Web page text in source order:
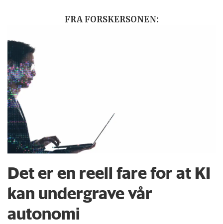
FRA FORSKERSONEN:
Det er en reell fare for at KI
kan undergrave vår
autonomi